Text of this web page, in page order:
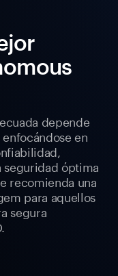
depende
en
seguridad óptima
recomienda una
para aquellos
segura